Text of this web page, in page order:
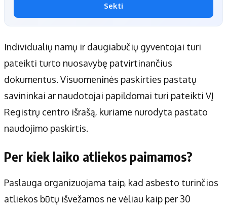
Sekti
Individualių namų ir daugiabučių gyventojai turi
pateikti turto nuosavybę patvirtinančius
dokumentus. Visuomeninės paskirties pastatų
savininkai ar naudotojai papildomai turi pateikti VĮ
Registrų centro išrašą, kuriame nurodyta pastato
naudojimo paskirtis.
Per kiek laiko atliekos paimamos?
Paslauga organizuojama taip, kad asbesto turinčios
atliekos būtų išvežamos ne vėliau kaip per 30